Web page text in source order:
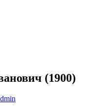
(1900)